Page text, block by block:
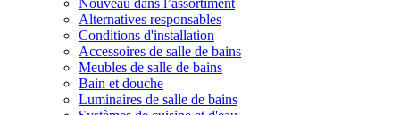
Nouveau dans l’assortiment
Alternatives responsables
Conditions d'installation
Accessoires de salle de bains
Meubles de salle de bains
Bain et douche
Luminaires de salle de bains